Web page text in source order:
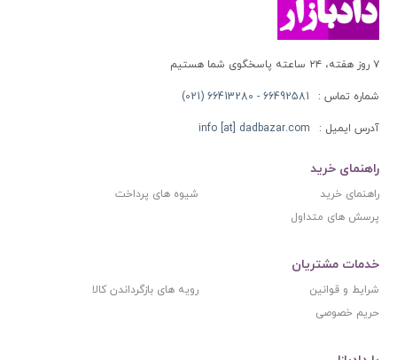
۷ روز هفته، ۲۴ ساعته پاسخگوی شما هستیم
شماره تماس : 66492581 - 66413280 (021)
آدرس ایمیل : info [at] dadbazar.com
راهنمای خرید
راهنمای خرید
شیوه های پرداخت
پرسش های متداول
خدمات مشتریان
شرایط و قوانین
رویه های بازگرداندن کالا
حریم خصوصی